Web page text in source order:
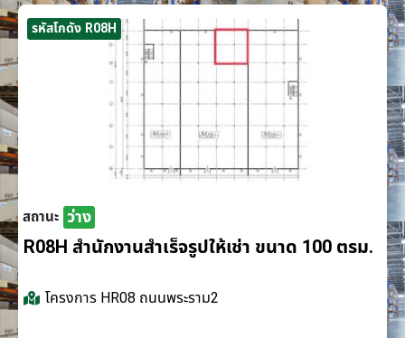
รหัสโกดัง R08H
สถานะ ว่าง
R08H สำนักงานสำเร็จรูปให้เช่า ขนาด 100 ตรม.
โครงการ HR08 ถนนพระราม2